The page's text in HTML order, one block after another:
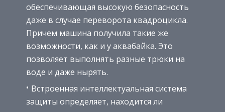
обеспечивающая высокую безопасность
даже в случае переворота квадроцикла.
Причем машина получила такие же
возможности, как и у аквабайка. Это
позволяет выполнять разные трюки на
воде и даже нырять.
Встроенная интеллектуальная система
защиты определяет, находится ли